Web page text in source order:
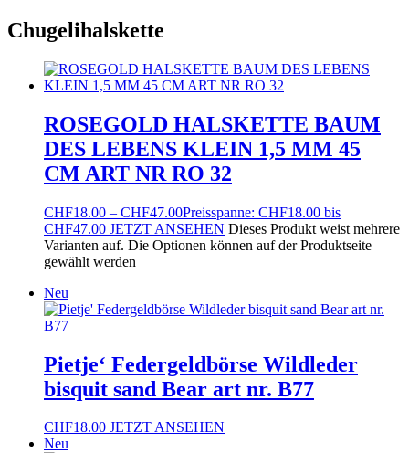
Chugelihalskette
ROSEGOLD HALSKETTE BAUM
DES LEBENS KLEIN 1,5 MM 45
CM ART NR RO 32
CHF18.00 – CHF47.00Preisspanne: CHF18.00 bis
CHF47.00 JETZT ANSEHEN Dieses Produkt weist mehrere
Varianten auf. Die Optionen können auf der Produktseite
gewählt werden
Neu
Pietje‘ Federgeldbörse Wildleder
bisquit sand Bear art nr. B77
CHF18.00 JETZT ANSEHEN
Neu